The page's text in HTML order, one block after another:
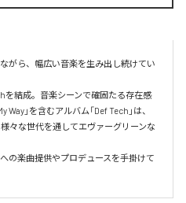
がら、幅広い音楽を生み出し続けてい
を結成。音楽シーンで確固たる存在感
」を含むアルバム「Def Tech」は、
々な世代を通してエヴァーグリーンな
の楽曲提供やプロデュースを手掛けて